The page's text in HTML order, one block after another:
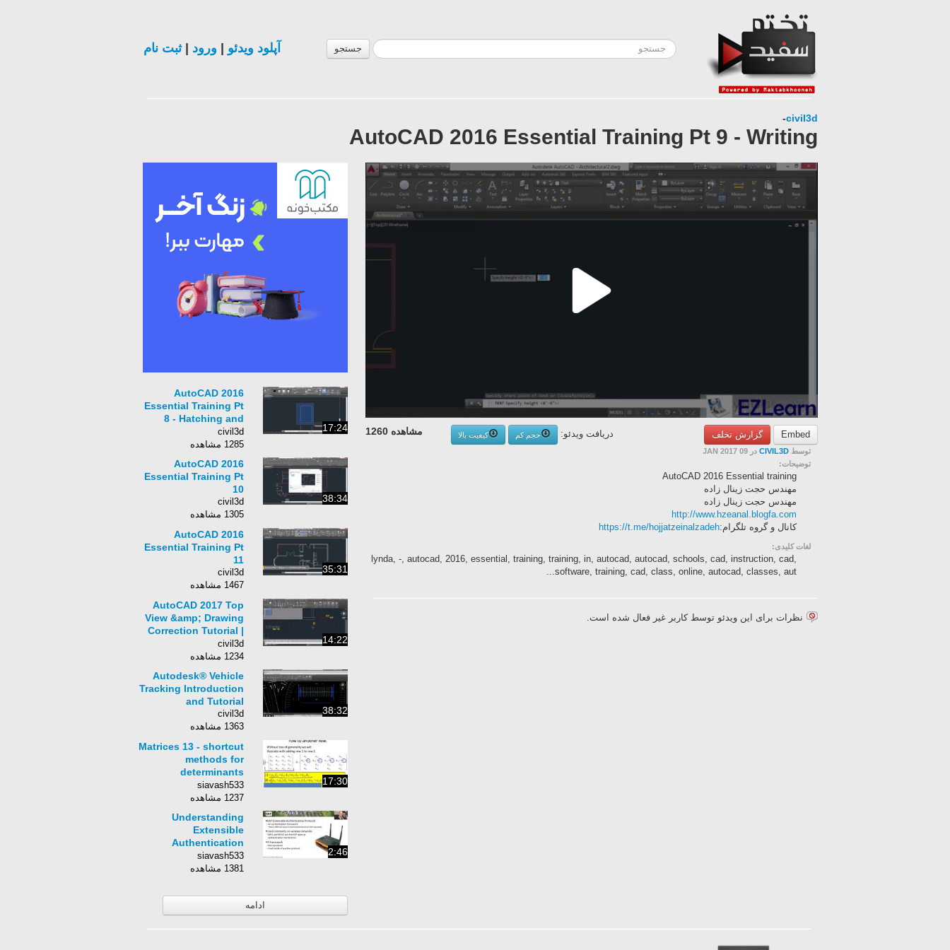
جستجو آپلود ویدئو ورود |ثبت نام
civil3d
-
AutoCAD 2016 Essential Training Pt 9 - Writing
Embed گزارش تخلف مشاهده 1260 دریافت ویدئو: حجم کم
کیفیت بالا
توسط CIVIL3D در 09 JAN 2017
توضیحات:
AutoCAD 2016 Essential training
مهندس حجت زینال زاده
مهندس حجت زینال زاده
http://www.hzeanal.blogfa.com
کانال و گروه تلگرام:https://t.me/hojjatzeinalzadeh
لغات کلیدی:
lynda, -, autocad, 2016, essential, training, training, in, autocad, autocad, schools, cad, instruction, cad,
software, training, cad, class, online, autocad, classes, aut...
نظرات برای این ویدئو توسط کاربر غیر فعال شده است.
17:24
AutoCAD 2016
Essential Training Pt
8 - Hatching and
Creating Gradients
civil3d
1285 مشاهده
38:34
AutoCAD 2016
Essential Training Pt
10
civil3d
1305 مشاهده
35:31
AutoCAD 2016
Essential Training Pt
11
civil3d
1467 مشاهده
14:22
AutoCAD 2017 Top
View &amp; Drawing
Correction Tutorial |
Course Chapter 4
civil3d
1234 مشاهده
38:32
Autodesk® Vehicle
Tracking Introduction
and Tutorial
civil3d
1363 مشاهده
17:30
Matrices 13 - shortcut
methods for
determinants
continued
siavash533
1237 مشاهده
2:46
Understanding
Extensible
Authentication
Protocol - CompTIA
Network+ N10-005:
siavash533
1381 مشاهده
ادامه